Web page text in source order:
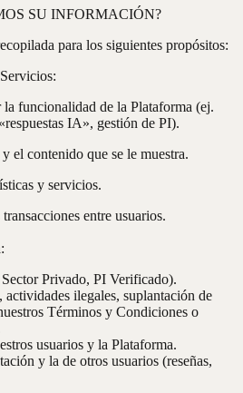
SU INFORMACIÓN?
para los siguientes propósitos:
funcionalidad de la Plataforma (ej.
IA», gestión de PI).
el contenido que se le muestra.
y servicios.
entre usuarios.
Privado, PI Verificado).
ilegales, suplantación de
Términos y Condiciones o
usuarios y la Plataforma.
y la de otros usuarios (reseñas,